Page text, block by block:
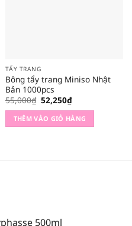
TẨY TRANG
Bông tẩy trang Miniso Nhật
Bản 1000pcs
55,000₫ Giá
gốc
là:
55,000₫.
52,250₫Giá
hiện
tại
là:
52,250₫.
THÊM VÀO GIỎ HÀNG
500ml